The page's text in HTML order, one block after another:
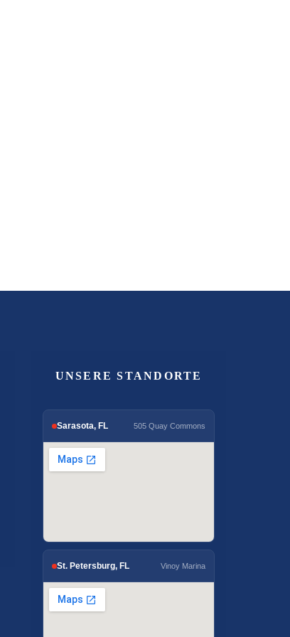
UNSERE STANDORTE
Sarasota, FL 505 Quay Commons
St. Petersburg, FL Vinoy Marina